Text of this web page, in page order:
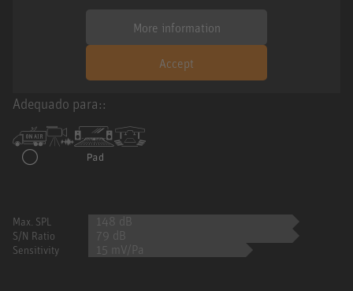
More information
Accept
Adequado para::
Max. SPL 148 dB
S/N Ratio 79 dB
Sensitivity 15 mV/Pa